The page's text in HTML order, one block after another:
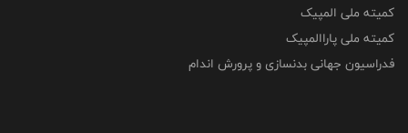
کمیته ملی المپیک
کمیته ملی پاراالمپیک
فدراسیون جهانی بدنسازی و پرورش اندام